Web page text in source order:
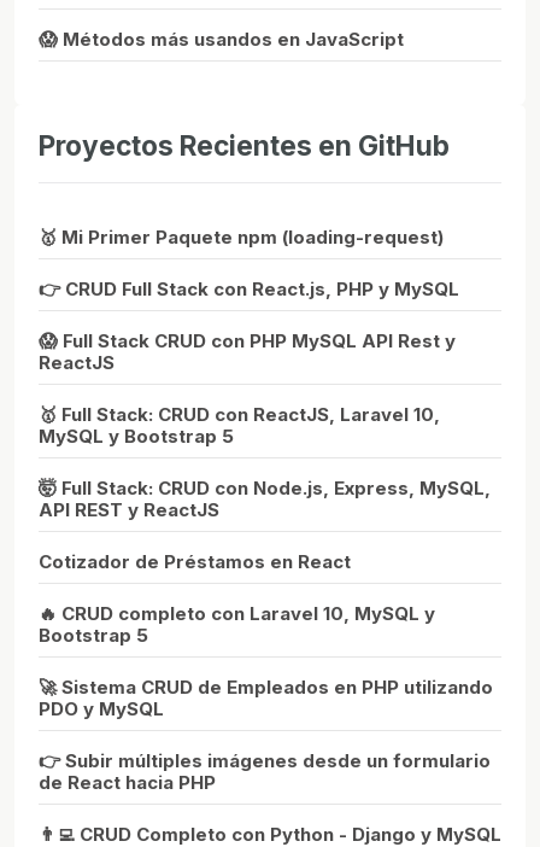
😱 Métodos más usandos en JavaScript
Proyectos Recientes en GitHub
🥇 Mi Primer Paquete npm (loading-request)
👉 CRUD Full Stack con React.js, PHP y MySQL
😱 Full Stack CRUD con PHP MySQL API Rest y
ReactJS
🥇 Full Stack: CRUD con ReactJS, Laravel 10,
MySQL y Bootstrap 5
🤯 Full Stack: CRUD con Node.js, Express, MySQL,
API REST y ReactJS
Cotizador de Préstamos en React
🔥 CRUD completo con Laravel 10, MySQL y
Bootstrap 5
🚀 Sistema CRUD de Empleados en PHP utilizando
PDO y MySQL
👉 Subir múltiples imágenes desde un formulario
de React hacia PHP
👨‍💻 CRUD Completo con Python - Django y MySQL